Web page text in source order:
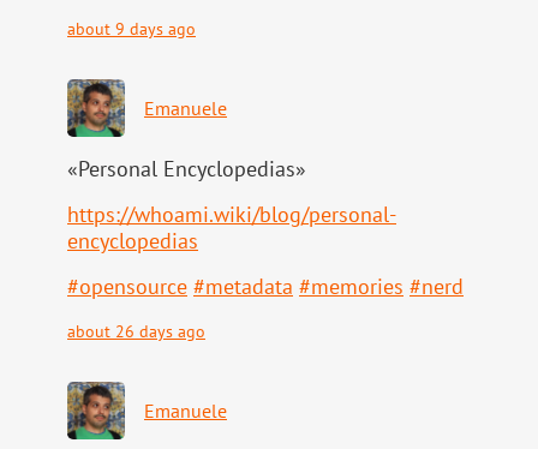
about 9 days ago
Emanuele
«Personal Encyclopedias»
https://whoami.wiki/blog/personal-
encyclopedias
#opensource #metadata #memories #nerd
about 26 days ago
Emanuele